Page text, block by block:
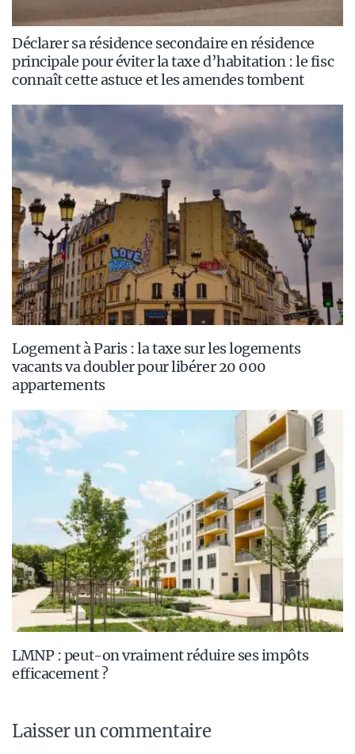
Déclarer sa résidence secondaire en résidence
principale pour éviter la taxe d’habitation : le fisc
connaît cette astuce et les amendes tombent
Logement à Paris : la taxe sur les logements
vacants va doubler pour libérer 20 000
appartements
LMNP : peut-on vraiment réduire ses impôts
efficacement ?
Laisser un commentaire